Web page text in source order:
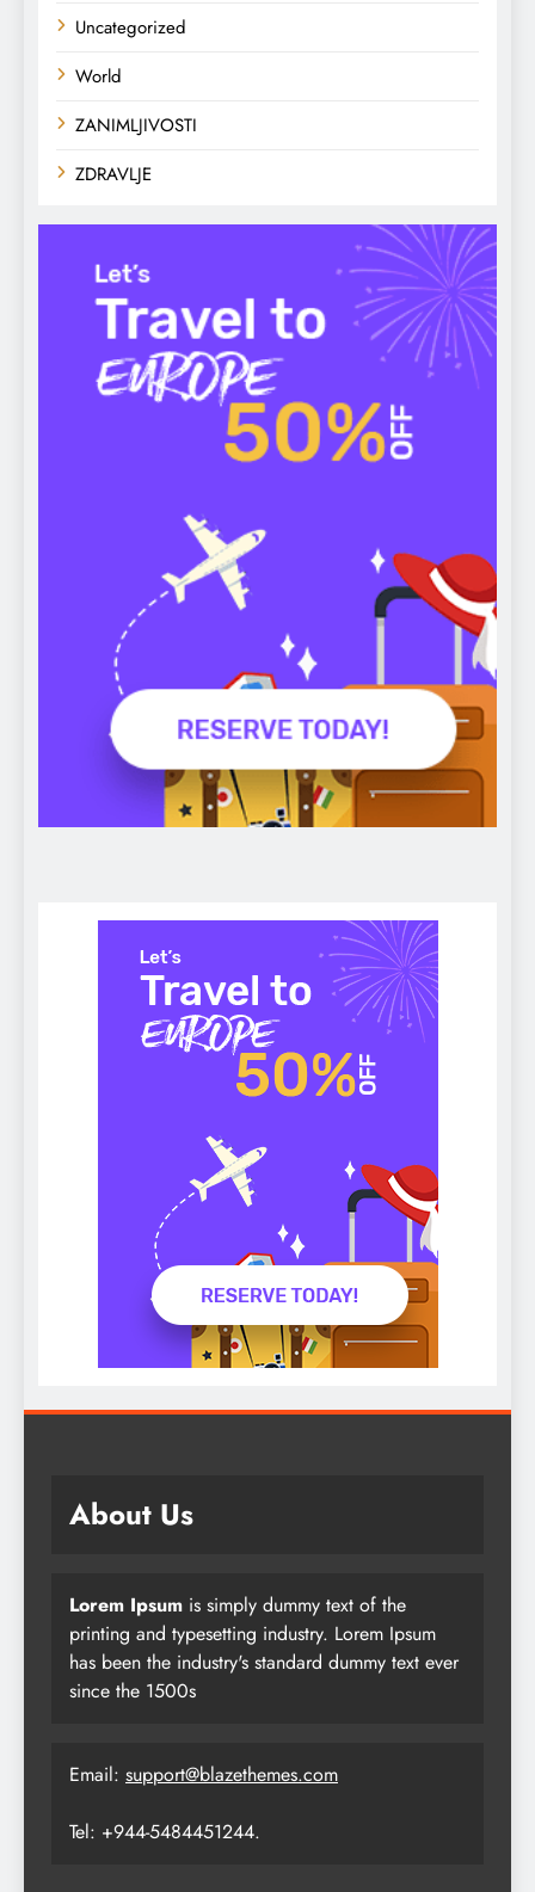
Uncategorized
World
ZANIMLJIVOSTI
ZDRAVLJE
About Us
Lorem Ipsum is simply dummy text of the
printing and typesetting industry. Lorem Ipsum
has been the industry's standard dummy text ever
since the 1500s
Email: support@blazethemes.com
Tel: +944-5484451244.